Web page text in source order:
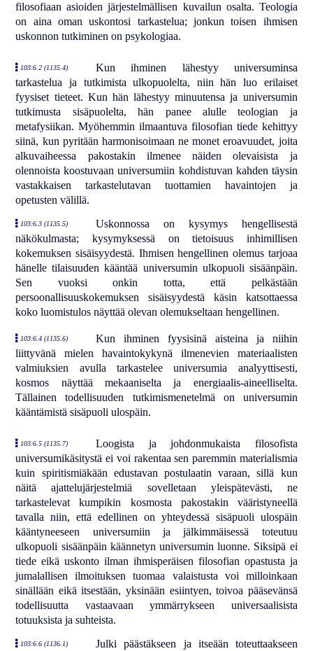
filosofiaan asioiden järjestelmällisen kuvailun osalta. Teologia
on aina oman uskontosi tarkastelua; jonkun toisen ihmisen
uskonnon tutkiminen on psykologiaa.
103:6.2 (1135.4)
Kun ihminen lähestyy universuminsa
tarkastelua ja tutkimista ulkopuolelta, niin hän luo erilaiset
fyysiset tieteet. Kun hän lähestyy minuutensa ja universumin
tutkimusta sisäpuolelta, hän panee alulle teologian ja
metafysiikan. Myöhemmin ilmaantuva filosofian tiede kehittyy
siinä, kun pyritään harmonisoimaan ne monet eroavuudet, joita
alkuvaiheessa pakostakin ilmenee näiden olevaisista ja
olennoista koostuvaan universumiin kohdistuvan kahden täysin
vastakkaisen tarkastelutavan tuottamien havaintojen ja
opetusten välillä.
103:6.3 (1135.5)
Uskonnossa on kysymys hengellisestä
näkökulmasta; kysymyksessä on tietoisuus inhimillisen
kokemuksen sisäisyydestä. Ihmisen hengellinen olemus tarjoaa
hänelle tilaisuuden kääntää universumin ulkopuoli sisäänpäin.
Sen vuoksi onkin totta, että pelkästään
persoonallisuuskokemuksen sisäisyydestä käsin katsottaessa
koko luomistulos näyttää olevan olemukseltaan hengellinen.
103:6.4 (1135.6)
Kun ihminen fyysisinä aisteina ja niihin
liittyvänä mielen havaintokykynä ilmenevien materiaalisten
valmiuksien avulla tarkastelee universumia analyyttisesti,
kosmos näyttää mekaaniselta ja energiaalis-aineelliselta.
Tällainen todellisuuden tutkimismenetelmä on universumin
kääntämistä sisäpuoli ulospäin.
103:6.5 (1135.7)
Loogista ja johdonmukaista filosofista
universumikäsitystä ei voi rakentaa sen paremmin materialismia
kuin spiritismiäkään edustavan postulaatin varaan, sillä kun
näitä ajattelujärjestelmiä sovelletaan yleispätevästi, ne
tarkastelevat kumpikin kosmosta pakostakin vääristyneellä
tavalla niin, että edellinen on yhteydessä sisäpuoli ulospäin
kääntyneeseen universumiin ja jälkimmäisessä toteutuu
ulkopuoli sisäänpäin käännetyn universumin luonne. Siksipä ei
tiede eikä uskonto ilman ihmisperäisen filosofian opastusta ja
jumalallisen ilmoituksen tuomaa valaistusta voi milloinkaan
sinällään eikä itsestään, yksinään esiintyen, toivoa pääsevänsä
todellisuutta vastaavaan ymmärrykseen universaalisista
totuuksista ja suhteista.
103:6.6 (1136.1)
Julki päästäkseen ja itseään toteuttaakseen